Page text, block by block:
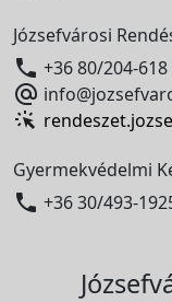
Józsefvárosi
 +36 80/204-618

Gyermekvédelmi
 +36 30/493-